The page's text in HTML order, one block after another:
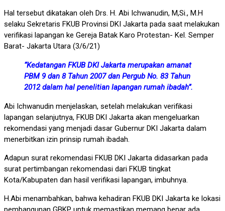
Hal tersebut dikatakan oleh Drs. H. Abi Ichwanudin, M,Si., M.H
selaku Sekretaris FKUB Provinsi DKI Jakarta pada saat melakukan
verifikasi lapangan ke Gereja Batak Karo Protestan- Kel. Semper
Barat- Jakarta Utara (3/6/21)
“Kedatangan FKUB DKI Jakarta merupakan amanat
PBM 9 dan 8 Tahun 2007 dan Pergub No. 83 Tahun
2012 dalam hal penelitian lapangan rumah ibadah”.
Abi Ichwanudin menjelaskan, setelah melakukan verifikasi
lapangan selanjutnya, FKUB DKI Jakarta akan mengeluarkan
rekomendasi yang menjadi dasar Gubernur DKI Jakarta dalam
menerbitkan izin prinsip rumah ibadah.
Adapun surat rekomendasi FKUB DKI Jakarta didasarkan pada
surat pertimbangan rekomendasi dari FKUB tingkat
Kota/Kabupaten dan hasil verifikasi lapangan, imbuhnya.
H.Abi menambahkan, bahwa kehadiran FKUB DKI Jakarta ke lokasi